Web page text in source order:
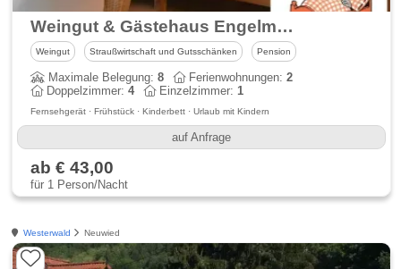
Weingut & Gästehaus Engelmann-Schlepper
Weingut Straußwirtschaft und Gutsschänken Pension
Maximale Belegung:8 Ferienwohnungen:2
Doppelzimmer:4 Einzelzimmer:1
Fernsehgerät · Frühstück · Kinderbett · Urlaub mit Kindern
auf Anfrage
ab € 43,00
für 1 Person/Nacht
Westerwald Neuwied